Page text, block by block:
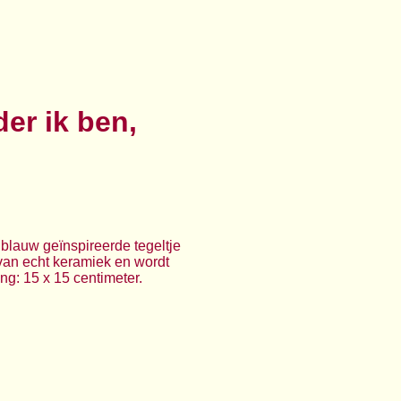
ik ben,
geïnspireerde tegeltje
echt keramiek en wordt
15 x 15 centimeter.